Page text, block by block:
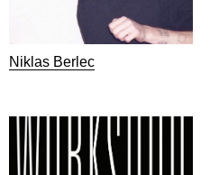
Niklas Berlec